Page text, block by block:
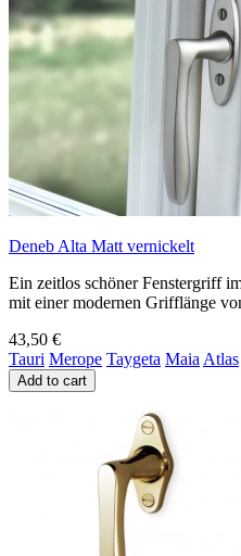
Deneb Alta Matt vernickelt
Ein zeitlos schöner Fenstergriff
mit einer modernen Grifflänge
43,50 €
Tauri Merope Taygeta Maia Atlas
Add to cart